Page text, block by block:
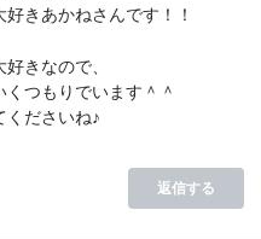
きあかねさんです！！
きなので、
つもりでいます＾＾
くださいね♪
返信する